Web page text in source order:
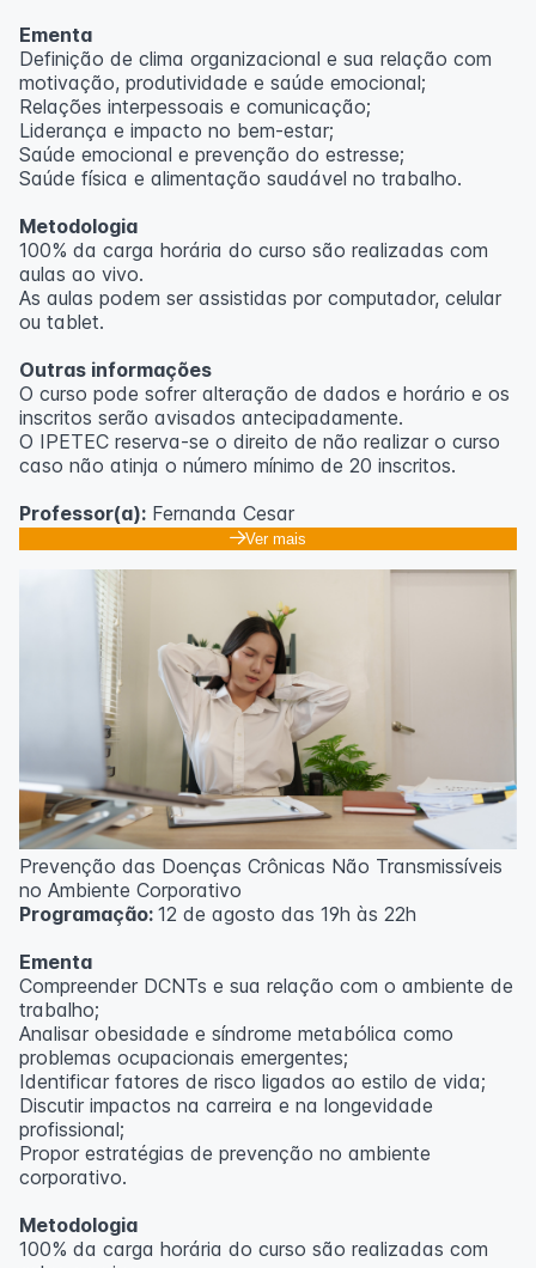
Ementa
Definição de clima organizacional e sua relação com
motivação, produtividade e saúde emocional;
Relações interpessoais e comunicação;
Liderança e impacto no bem-estar;
Saúde emocional e prevenção do estresse;
Saúde física e alimentação saudável no trabalho.
Metodologia
100% da carga horária do curso são realizadas com
aulas ao vivo.
As aulas podem ser assistidas por computador, celular
ou tablet.
Outras informações
O curso pode sofrer alteração de dados e horário e os
inscritos serão avisados ​​antecipadamente.
O IPETEC reserva-se o direito de não realizar o curso
caso não atinja o número mínimo de 20 inscritos.
Professor(a): Fernanda Cesar
Ver mais
Prevenção das Doenças Crônicas Não Transmissíveis
no Ambiente Corporativo
Programação: 12 de agosto das 19h às 22h
Ementa
Compreender DCNTs e sua relação com o ambiente de
trabalho;
Analisar obesidade e síndrome metabólica como
problemas ocupacionais emergentes;
Identificar fatores de risco ligados ao estilo de vida;
Discutir impactos na carreira e na longevidade
profissional;
Propor estratégias de prevenção no ambiente
corporativo.
Metodologia
100% da carga horária do curso são realizadas com